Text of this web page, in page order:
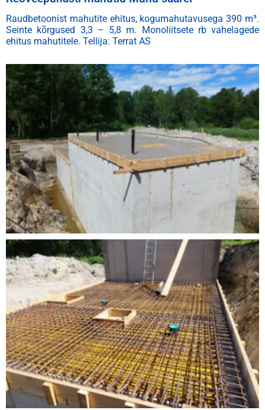
Raudbetoonist mahutite ehitus, kogumahutavusega 390 m³.
Seinte kõrgused 3,3 – 5,8 m. Monoliitsete rb vahelagede
ehitus mahutitele. Tellija: Terrat AS